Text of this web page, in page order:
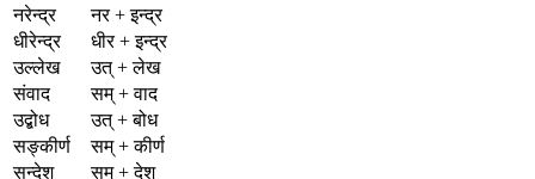
नरेन्द्र
नर + इन्द्र
धीरेन्द्र
धीर + इन्द्र
उल्लेख
उत् + लेख
संवाद
सम् + वाद
उद्बोध
उत् + बोध
सङ्कीर्ण
सम् + कीर्ण
सन्देश
सम् + देश